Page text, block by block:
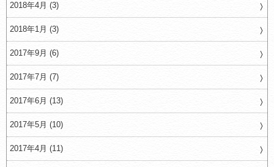
2018年4月 (3)
2018年1月 (3)
2017年9月 (6)
2017年7月 (7)
2017年6月 (13)
2017年5月 (10)
2017年4月 (11)